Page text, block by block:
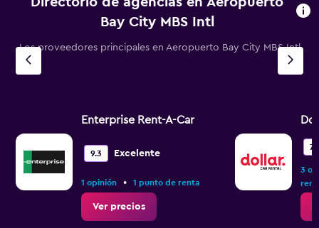
Bay City MBS Intl
Los proveedores principales en Aeropuerto Bay City MBS Intl
Enterprise Rent-A-Car
9.3 Excelente
1 opinión • 1 punto de renta
Ver precios
3